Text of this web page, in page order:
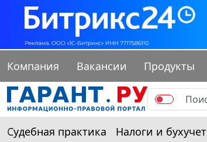
Компания Вакансии Продукты
Судебная практика Налоги и бухучет